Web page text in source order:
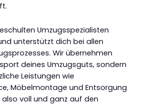
Umzugsspezialisten
unterstützt dich bei allen
Wir übernehmen
deines Umzugsguts, sondern
Leistungen wie
Möbelmontage und Entsorgung
voll und ganz auf den